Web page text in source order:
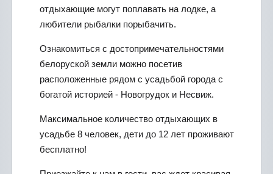
отдыхающие могут поплавать на лодке, а
любители рыбалки порыбачить.
Ознакомиться с достопримечательностями
белоруской земли можно посетив
расположенные рядом с усадьбой города с
богатой историей - Новогрудок и Несвиж.
Максимальное количество отдыхающих в
усадьбе 8 человек, дети до 12 лет проживают
бесплатно!